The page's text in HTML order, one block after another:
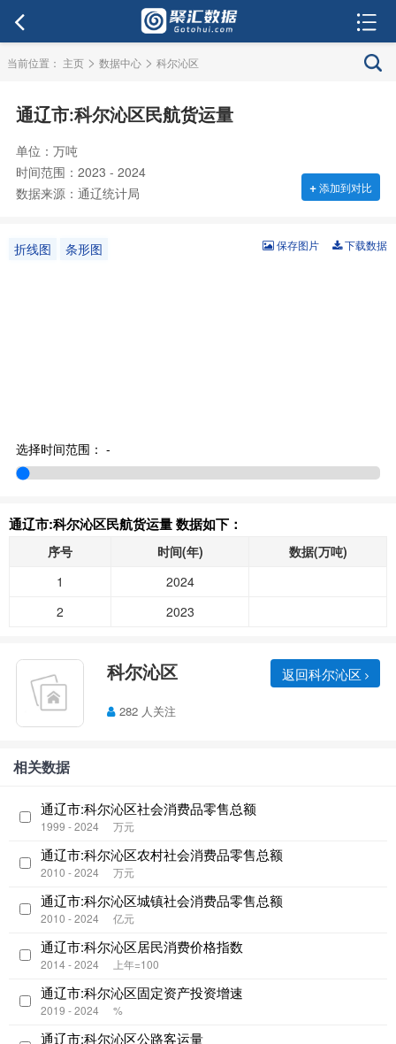
当前位置： 主页 > 数据中心 > 科尔沁区
通辽市:科尔沁区民航货运量
单位：万吨
时间范围：2023 - 2024
数据来源：通辽统计局
+添加到对比
折线图 条形图 下载数据
保存图片
选择时间范围： -
通辽市:科尔沁区民航货运量 数据如下：
序号 时间(年)
数据(万吨)
1
2024
2
2023
科尔沁区 返回科尔沁区
282 人关注
相关数据
通辽市:科尔沁区社会消费品零售总额
1999 - 2024 万元
通辽市:科尔沁区农村社会消费品零售总额
2010 - 2024 万元
通辽市:科尔沁区城镇社会消费品零售总额
2010 - 2024 亿元
通辽市:科尔沁区居民消费价格指数
2014 - 2024 上年=100
通辽市:科尔沁区固定资产投资增速
2019 - 2024 %
通辽市:科尔沁区公路客运量